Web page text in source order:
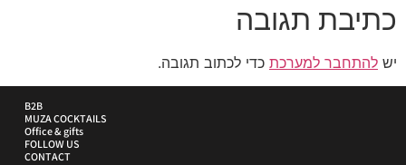
כתיבת תגובה
יש להתחבר למערכת כדי לכתוב תגובה.
B2B
MUZA COCKTAILS
Office & gifts
FOLLOW US
CONTACT